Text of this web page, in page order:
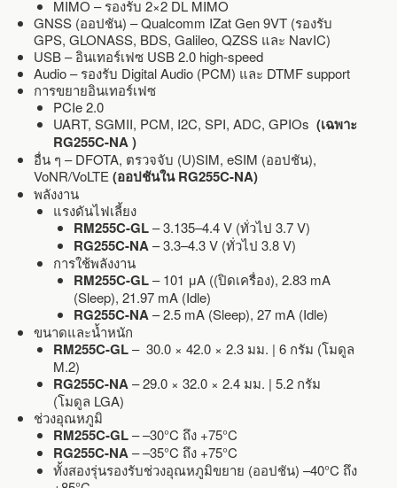
MIMO – รองรับ 2×2 DL MIMO
GNSS (ออปชัน) – Qualcomm IZat Gen 9VT (รองรับ
GPS, GLONASS, BDS, Galileo, QZSS และ NavIC)
USB – อินเทอร์เฟซ USB 2.0 high-speed
Audio – รองรับ Digital Audio (PCM) และ DTMF support
การขยายอินเทอร์เฟซ
PCIe 2.0
UART, SGMII, PCM, I2C, SPI, ADC, GPIOs (เฉพาะ
RG255C-NA )
อื่น ๆ – DFOTA, ตรวจจับ (U)SIM, eSIM (ออปชัน),
VoNR/VoLTE (ออปชันใน RG255C-NA)
พลังงาน
แรงดันไฟเลี้ยง
RM255C-GL– 3.135–4.4 V (ทั่วไป 3.7 V)
RG255C-NA – 3.3–4.3 V (ทั่วไป 3.8 V)
การใช้พลังงาน
RM255C-GL– 101 μA ((ปิดเครื่อง), 2.83 mA
(Sleep), 21.97 mA (Idle)
RG255C-NA – 2.5 mA (Sleep), 27 mA (Idle)
ขนาดและน้ำหนัก
RM255C-GL– 30.0 × 42.0 × 2.3 มม. | 6 กรัม (โมดูล
M.2)
RG255C-NA– 29.0 × 32.0 × 2.4 มม. | 5.2 กรัม
(โมดูล LGA)
ช่วงอุณหภูมิ
RM255C-GL– –30°C ถึง +75°C
RG255C-NA– –35°C ถึง +75°C
ทั้งสองรุ่นรองรับช่วงอุณหภูมิขยาย (ออปชัน) –40°C ถึง